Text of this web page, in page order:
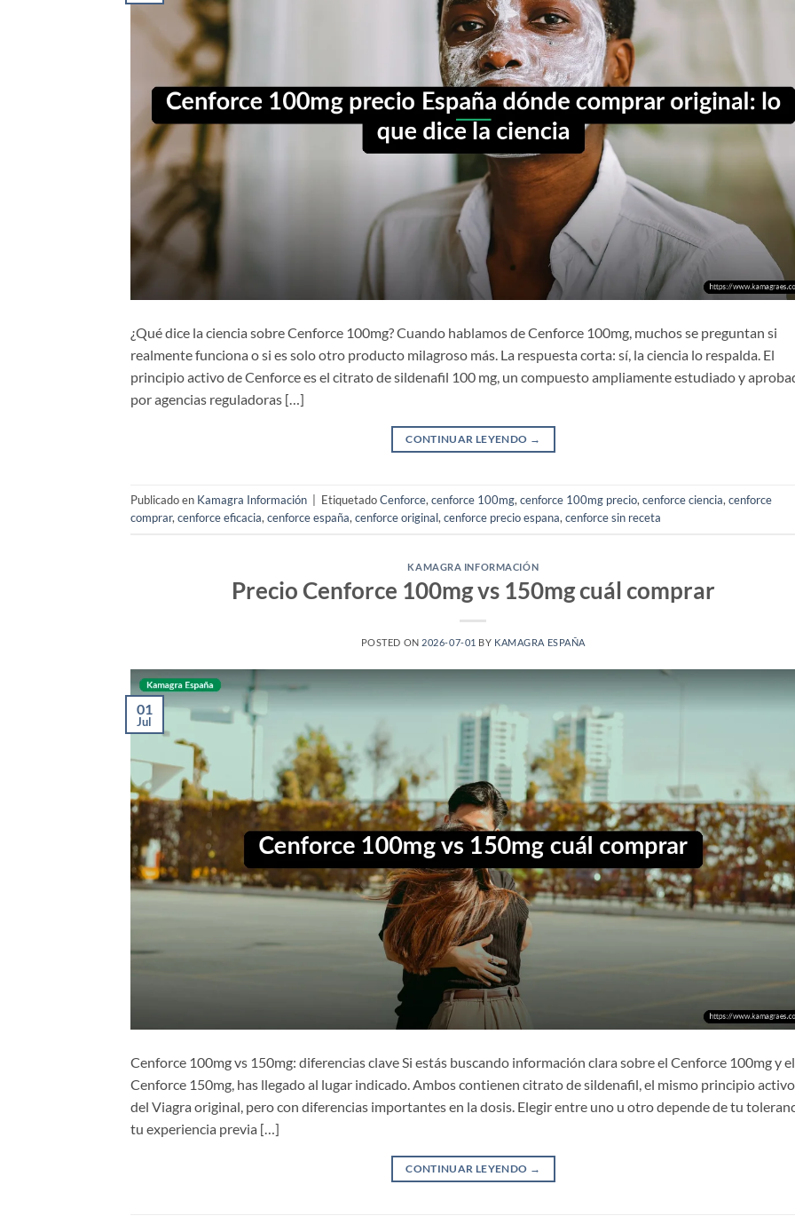
¿Qué dice la ciencia sobre Cenforce 100mg? Cuando hablamos de Cenforce 100mg, muchos se preguntan si
realmente funciona o si es solo otro producto milagroso más. La respuesta corta: sí, la ciencia lo respalda. El
principio activo de Cenforce es el citrato de sildenafil 100 mg, un compuesto ampliamente estudiado y
por agencias reguladoras […]
CONTINUAR LEYENDO →
Publicado en Kamagra Información EtiquetadoCenforce, cenforce 100mg, cenforce 100mg precio, cenforce ciencia, cenforce
comprar, cenforce eficacia, cenforce españa, cenforce original, cenforce precio espana, cenforce sin receta
KAMAGRA INFORMACIÓN
Precio Cenforce 100mg vs 150mg cuál comprar
POSTED ON 2026-07-01 BY KAMAGRA ESPAÑA
01
Jul
Cenforce 100mg vs 150mg: diferencias clave Si estás buscando información clara sobre el Cenforce 100mg y el
Cenforce 150mg, has llegado al lugar indicado. Ambos contienen citrato de sildenafil, el mismo principio activo
del Viagra original, pero con diferencias importantes en la dosis. Elegir entre uno u otro depende de tu
tu experiencia previa […]
CONTINUAR LEYENDO →